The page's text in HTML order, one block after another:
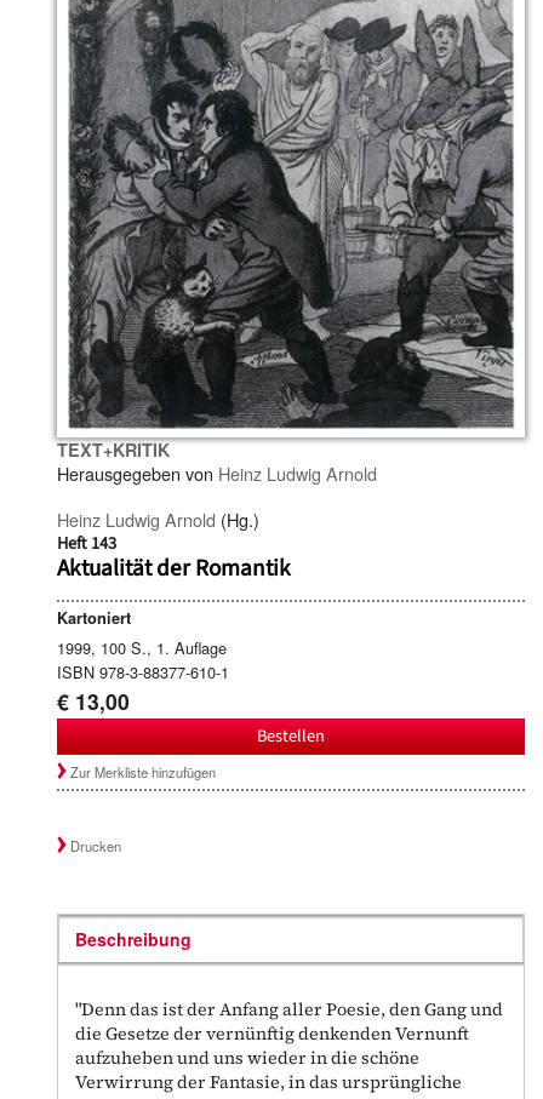
TEXT+KRITIK
Herausgegeben von Heinz Ludwig Arnold
Heinz Ludwig Arnold (Hg.)
Heft 143
Aktualität der Romantik
Kartoniert
1999, 100 S., 1. Auflage
ISBN 978-3-88377-610-1
€ 13,00
Bestellen
Zur Merkliste hinzufügen
Drucken
Beschreibung
"Denn das ist der Anfang aller Poesie, den Gang und
die Gesetze der vernünftig denkenden Vernunft
aufzuheben und uns wieder in die schöne
Verwirrung der Fantasie, in das ursprüngliche